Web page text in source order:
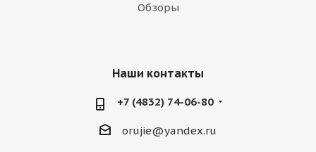
Обзоры
Наши контакты
+7 (4832) 74-06-80
orujie@yandex.ru